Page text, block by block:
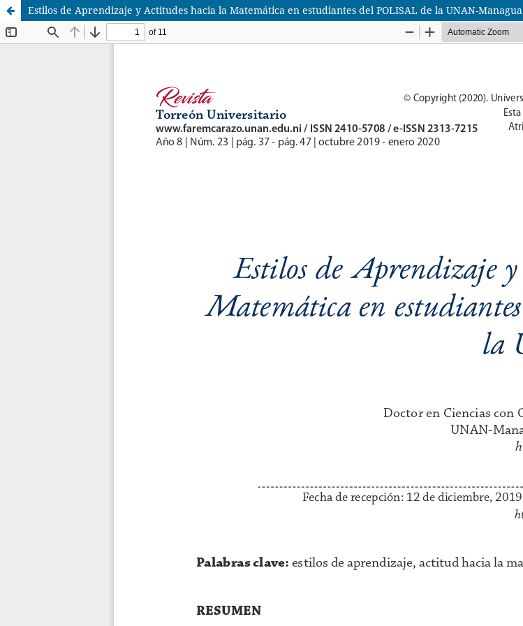
Estilos de Aprendizaje y Actitudes hacia la Matemática en estudiantes del POLISAL de la UNAN-Managua